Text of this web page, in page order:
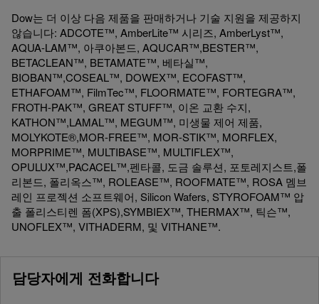
Dow는 더 이상 다음 제품을 판매하거나 기술 지원을 제공하지
않습니다: ADCOTE™, AmberLite™ 시리즈, AmberLyst™,
AQUA-LAM™, 아쿠아본드, AQUCAR™,BESTER™,
BETACLEAN™, BETAMATE™, 베타실™,
BIOBAN™,COSEAL™, DOWEX™, ECOFAST™,
ETHAFOAM™, FilmTec™, FLOORMATE™, FORTEGRA™,
FROTH-PAK™, GREAT STUFF™, 이온 교환 수지,
KATHON™,LAMAL™, MEGUM™, 미생물 제어 제품,
MOLYKOTE®,MOR-FREE™, MOR-STIK™, MORFLEX,
MORPRIME™, MULTIBASE™, MULTIFLEX™,
OPULUX™,PACACEL™,펜타콜, 도금 솔루션, 포토레지스트,폴
리본드, 폴리옥스™, ROLEASE™, ROOFMATE™, ROSA 멤브
레인 프로젝션 소프트웨어, Silicon Wafers, STYROFOAM™ 압
출 폴리스티렌 폼(XPS),SYMBIEX™, THERMAX™, 틱슨™,
UNOFLEX™, VITHADERM, 및 VITHANE™.
담당자에게 전화합니다